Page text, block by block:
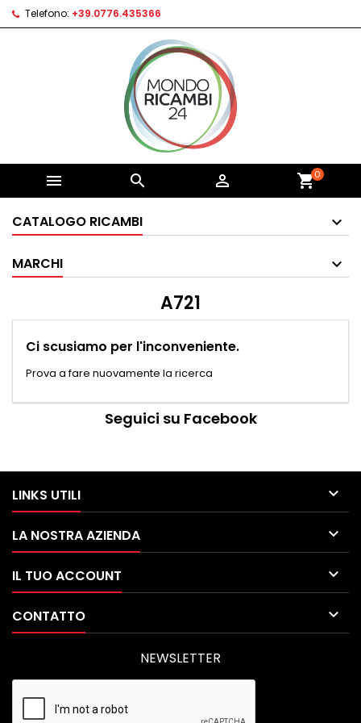
Telefono: +39.0776.435366
   shopping_cart0
CATALOGO RICAMBI
MARCHI
A721
Ci scusiamo per l'inconveniente.
Prova a fare nuovamente la ricerca
Seguici su Facebook
LINKS UTILI 
LA NOSTRA AZIENDA 
IL TUO ACCOUNT 
CONTATTO 
NEWSLETTER